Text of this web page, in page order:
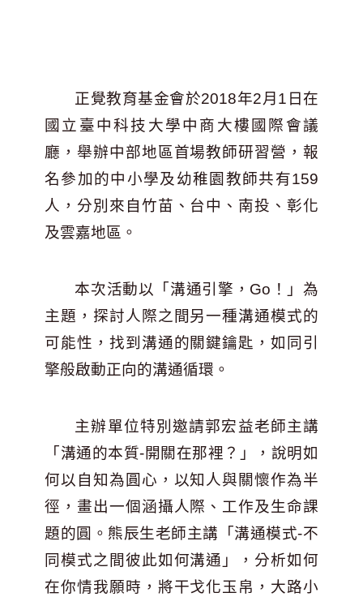
正覺教育基金會於2018年2月1日在
國立臺中科技大學中商大樓國際會議
廳，舉辦中部地區首場教師研習營，報
名參加的中小學及幼稚園教師共有159
人，分別來自竹苗、台中、南投、彰化
及雲嘉地區。
本次活動以「溝通引擎，Go！」為
主題，探討人際之間另一種溝通模式的
可能性，找到溝通的關鍵鑰匙，如同引
擎般啟動正向的溝通循環。
主辦單位特別邀請郭宏益老師主講
「溝通的本質-開關在那裡？」，說明如
何以自知為圓心，以知人與關懷作為半
徑，畫出一個涵攝人際、工作及生命課
題的圓。熊辰生老師主講「溝通模式-不
同模式之間彼此如何溝通」，分析如何
在你情我願時，將干戈化玉帛，大路小